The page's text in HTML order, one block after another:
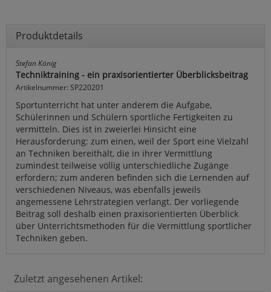
Produktdetails
Stefan König
Techniktraining - ein praxisorientierter Überblicksbeitrag
Artikelnummer: SP220201
Sportunterricht hat unter anderem die Aufgabe,
Schülerinnen und Schülern sportliche Fertigkeiten zu
vermitteln. Dies ist in zweierlei Hinsicht eine
Herausforderung: zum einen, weil der Sport eine Vielzahl
an Techniken bereithält, die in ihrer Vermittlung
zumindest teilweise völlig unterschiedliche Zugänge
erfordern; zum anderen befinden sich die Lernenden auf
verschiedenen Niveaus, was ebenfalls jeweils
angemessene Lehrstrategien verlangt. Der vorliegende
Beitrag soll deshalb einen praxisorientierten Überblick
über Unterrichtsmethoden für die Vermittlung sportlicher
Techniken geben.
Zuletzt angesehenen Artikel: